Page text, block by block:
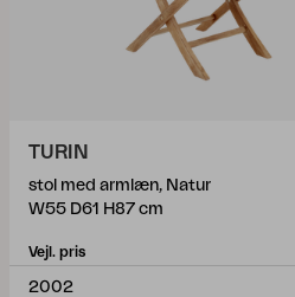
TURIN
stol med armlæn, Natur
W55 D61 H87 cm
Vejl. pris
2002